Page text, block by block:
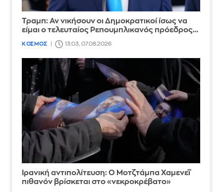
Τραμπ: Αν νικήσουν οι Δημοκρατικοί ίσως να
είμαι ο τελευταίος Ρεπουμπλικανός πρόεδρος…
ΚΟΣΜΟΣ 13:03, 07.08.2026
Ιρανική αντιπολίτευση: Ο Μοτζτάμπα Χαμενεΐ
πιθανόν βρίσκεται στο «νεκροκρέβατο»